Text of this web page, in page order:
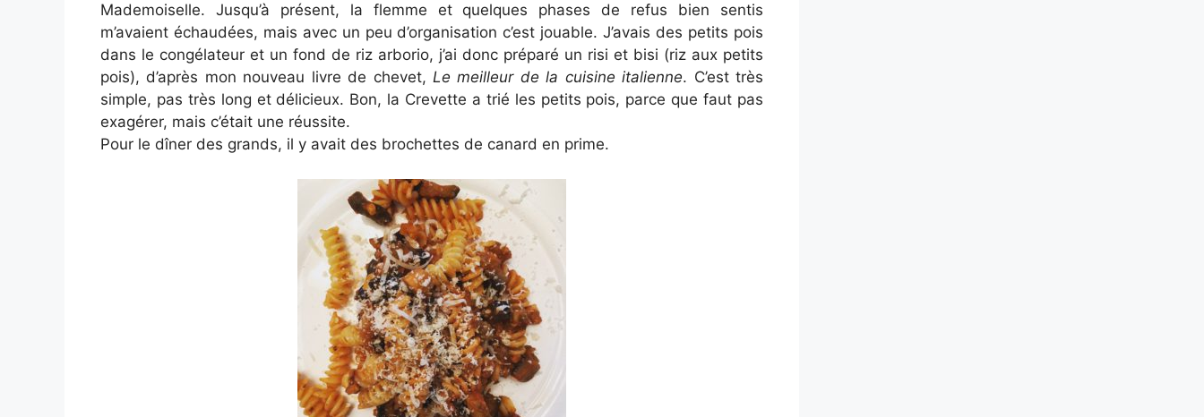
Mademoiselle. Jusqu’à présent, la flemme et quelques phases de refus bien sentis
m’avaient échaudées, mais avec un peu d’organisation c’est jouable. J’avais des petits pois
dans le congélateur et un fond de riz arborio, j’ai donc préparé un risi et bisi (riz aux petits
pois), d’après mon nouveau livre de chevet, Le meilleur de la cuisine italienne. C’est très
simple, pas très long et délicieux. Bon, la Crevette a trié les petits pois, parce que faut pas
exagérer, mais c’était une réussite.
Pour le dîner des grands, il y avait des brochettes de canard en prime.